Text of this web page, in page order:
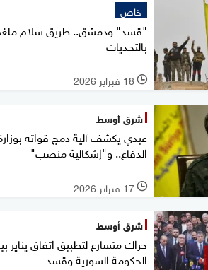
خاص
"قسد" ودمشق.. طريق سلام
بالتحديات
l 18 فبراير 2026
شرق أوسط
عبدي يكشف آلية دمج قواته
الدفاع.. و"إشكالية منصب"
l 17 فبراير 2026
شرق أوسط
حراك متسارع لتطبيق اتفاق يناير
الحكومة السورية وقسد